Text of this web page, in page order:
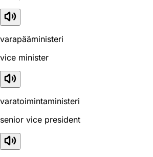
varapääministeri
vice minister
varatoimintaministeri
senior vice president